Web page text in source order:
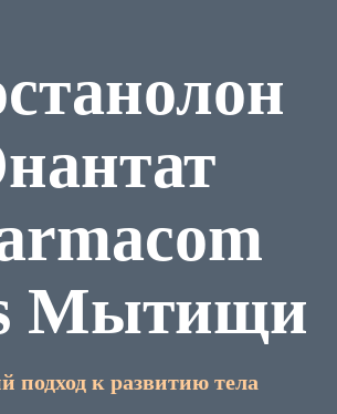
Мытищи
подход к развитию тела